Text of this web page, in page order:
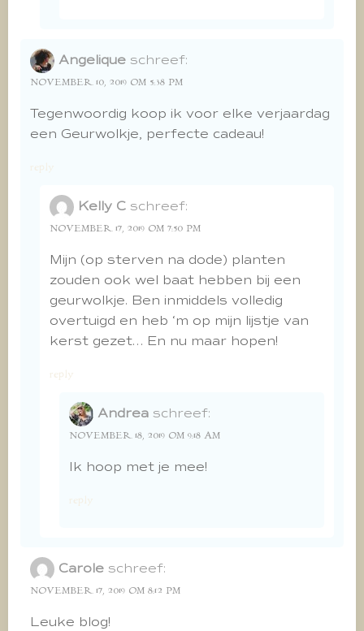
Angelique schreef:
NOVEMBER 10, 2019 OM 5:38 PM
Tegenwoordig koop ik voor elke verjaardag
een Geurwolkje, perfecte cadeau!
reply
Kelly C schreef:
NOVEMBER 17, 2019 OM 7:50 PM
Mijn (op sterven na dode) planten
zouden ook wel baat hebben bij een
geurwolkje. Ben inmiddels volledig
overtuigd en heb ‘m op mijn lijstje van
kerst gezet… En nu maar hopen!
reply
Andrea schreef:
NOVEMBER 18, 2019 OM 9:18 AM
Ik hoop met je mee!
reply
Carole schreef:
NOVEMBER 17, 2019 OM 8:12 PM
Leuke blog!